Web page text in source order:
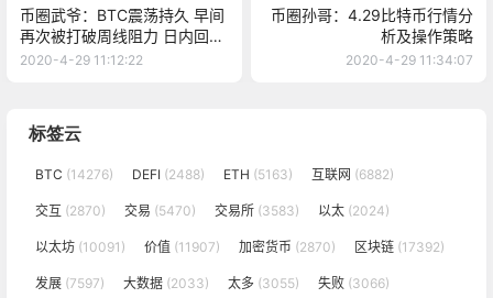
币圈武爷：BTC震荡持久 早间
再次被打破周线阻力 日内回调
继续多
2020-4-29 11:12:22
币圈孙哥：4.29比特币行情分
析及操作策略
2020-4-29 11:34:07
标签云
BTC (14276) DEFI (2488) ETH (5163) 互联网 (6882)
交互 (2870) 交易 (5470) 交易所 (3583) 以太 (2024)
以太坊 (10091) 价值 (11907) 加密货币 (2870) 区块链 (17392)
发展 (7597) 大数据 (2033) 太多 (3055) 失败 (3066)